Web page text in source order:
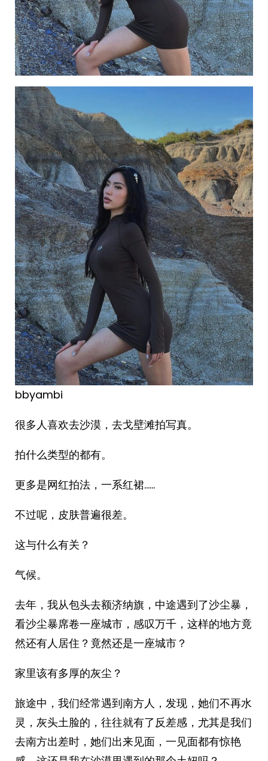
bbyambi ​​​
很多人喜欢去沙漠，去戈壁滩拍写真。
拍什么类型的都有。
更多是网红拍法，一系红裙……
不过呢，皮肤普遍很差。
这与什么有关？
气候。
去年，我从包头去额济纳旗，中途遇到了沙尘暴，
看沙尘暴席卷一座城市，感叹万千，这样的地方竟
然还有人居住？竟然还是一座城市？
家里该有多厚的灰尘？
旅途中，我们经常遇到南方人，发现，她们不再水
灵，灰头土脸的，往往就有了反差感，尤其是我们
去南方出差时，她们出来见面，一见面都有惊艳